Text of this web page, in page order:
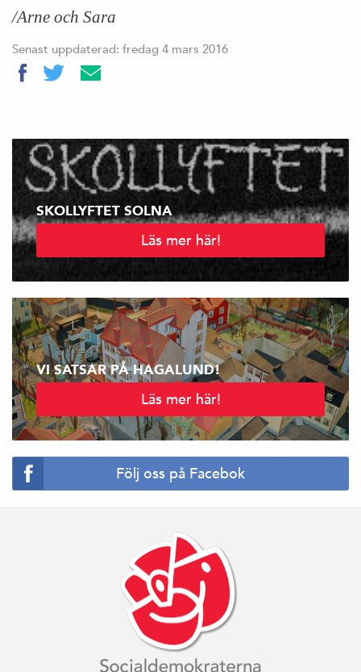
/Arne och Sara
Senast uppdaterad: fredag 4 mars 2016
SKOLLYFTET SOLNA
Läs mer här!
VI SATSAR PÅ HAGALUND!
Läs mer här!
Följ oss på Facebok